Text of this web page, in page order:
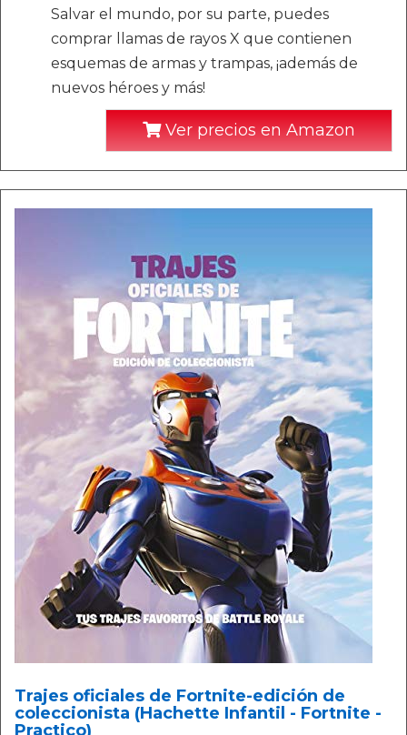
Salvar el mundo, por su parte, puedes
comprar llamas de rayos X que contienen
esquemas de armas y trampas, ¡además de
nuevos héroes y más!
Ver precios en Amazon
Trajes oficiales de Fortnite-edición de
coleccionista (Hachette Infantil - Fortnite -
Practico)